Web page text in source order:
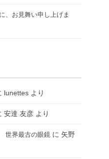
、お見舞い申し上げま
lunettes より
安達 友彦 より
世界最古の眼鏡 に 矢野